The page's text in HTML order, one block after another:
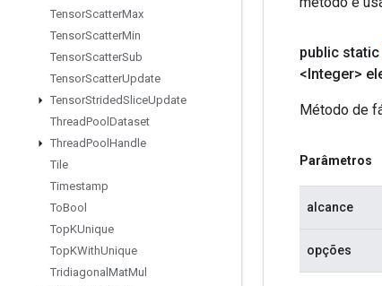
TensorScatterMax
TensorScatterMin
TensorScatterSub
TensorScatterUpdate
TensorStridedSliceUpdate
ThreadPool Dataset
ThreadPool Handle
Tile
Timestamp
ToBool
TopKUnique
TopKWithUnique
Tridiagonal MatMul
public static
<Integer>
Método de
Parâmetros
alcance
opções